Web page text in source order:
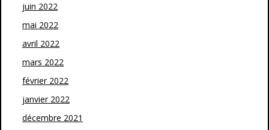
juin 2022
mai 2022
avril 2022
mars 2022
février 2022
janvier 2022
décembre 2021